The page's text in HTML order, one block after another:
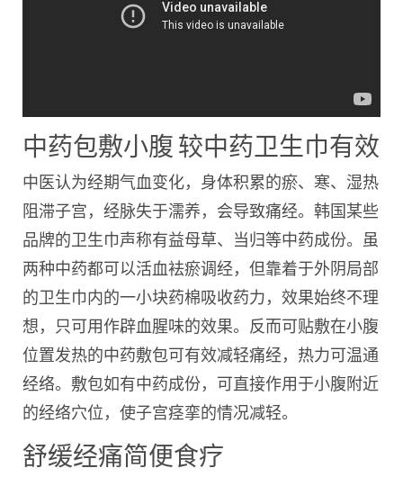
中药包敷小腹 较中药卫生巾有效
中医认为经期气血变化，身体积累的瘀、寒、湿热
阻滞子宫，经脉失于濡养，会导致痛经。韩国某些
品牌的卫生巾声称有益母草、当归等中药成份。虽
两种中药都可以活血袪瘀调经，但靠着于外阴局部
的卫生巾内的一小块药棉吸收药力，效果始终不理
想，只可用作辟血腥味的效果。反而可贴敷在小腹
位置发热的中药敷包可有效减轻痛经，热力可温通
经络。敷包如有中药成份，可直接作用于小腹附近
的经络穴位，使子宫痉挛的情况减轻。
舒缓经痛简便食疗